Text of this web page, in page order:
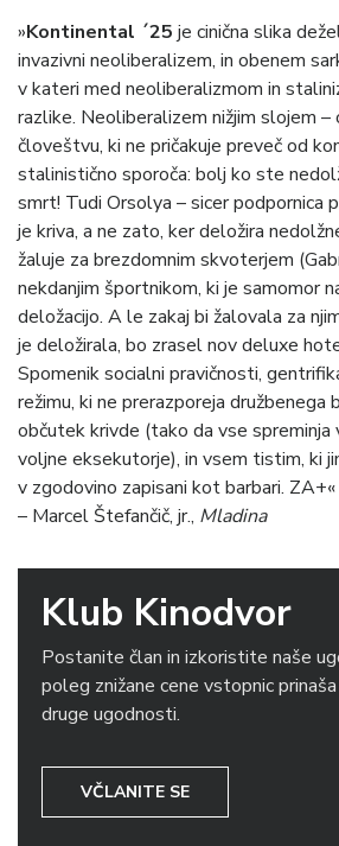
»Kontinental ´25 je cinična slika
invazivni neoliberalizem, in obenem
v kateri med neoliberalizmom in
razlike. Neoliberalizem nižjim slojem –
človeštvu, ki ne pričakuje preveč od
stalinistično sporoča: bolj ko ste
smrt! Tudi Orsolya – sicer podpornica
je kriva, a ne zato, ker deložira
žaluje za brezdomnim skvoterjem
nekdanjim športnikom, ki je samomor
deložacijo. A le zakaj bi žalovala za
je deložirala, bo zrasel nov deluxe
Spomenik socialni pravičnosti,
režimu, ki ne prerazporeja
občutek krivde (tako da vse spreminja
voljne eksekutorje), in vsem tistim, ki
v zgodovino zapisani kot barbari. ZA+«
– Marcel Štefančič, jr., Mladina
Klub Kinodvor
Postanite član in izkoristite naše
poleg znižane cene vstopnic
druge ugodnosti.
VČLANITE SE